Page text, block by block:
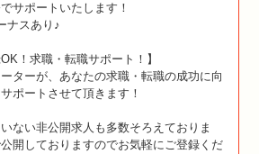
サポートいたします！
ナスあり♪
！求職・転職サポート！】
ターが、あなたの求職・転職の成功に向
ポートさせて頂きます！
ない非公開求人も多数そろえておりま
開しておりますのでお気軽にご登録くだ